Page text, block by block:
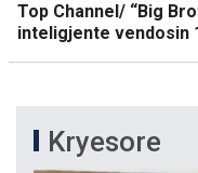
Top Channel/ “Big
inteligjente vendosin
Kryesore